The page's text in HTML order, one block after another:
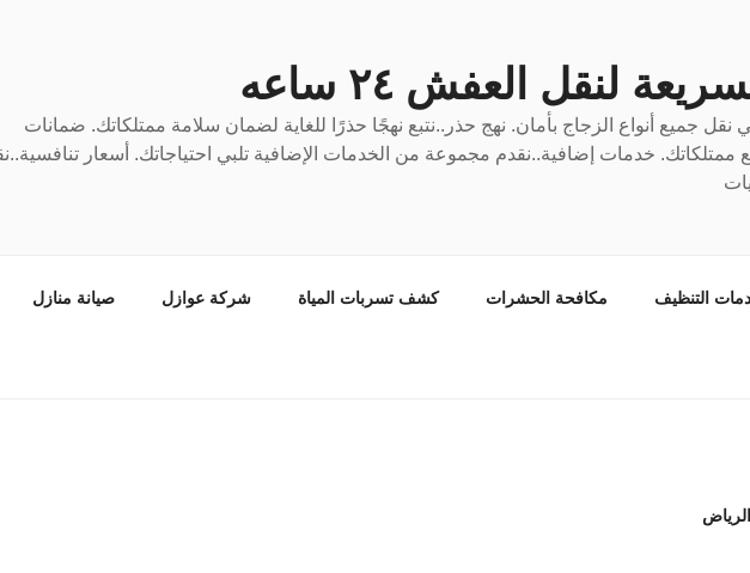
لنقل العفش ٢٤ ساعه
جميع أنواع الزجاج بأمان. نهج حذر..نتبع نهجًا حذرًا للغاية لضمان سلامة ممتلكاتك. ضمانات
ممتلكاتك. خدمات إضافية..نقدم مجموعة من الخدمات الإضافية تلبي احتياجاتك. أسعار
التنظيف مكافحة الحشرات كشف تسربات المياة شركة عوازل صيانة منازل